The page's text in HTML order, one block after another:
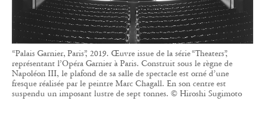
“Palais Garnier, Paris”, 2019. Œuvre issue de la série “Theaters”,
représentant l’Opéra Garnier à Paris. Construit sous le règne de
Napoléon III, le plafond de sa salle de spectacle est orné d’une
fresque réalisée par le peintre Marc Chagall. En son centre est
suspendu un imposant lustre de sept tonnes. © Hiroshi Sugimoto